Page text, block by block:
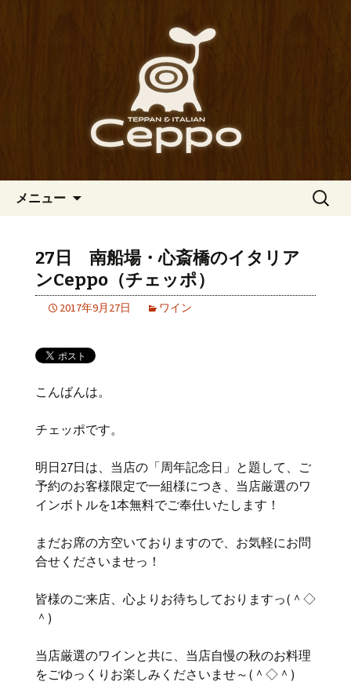
南船場・心斎橋のイタリアン
「Ceppo（チェッポ）」の公式
イタリアン「Ceppo（チェッポ）」。
さまざまなパスタや讃岐オリーブ牛の
ステーキのほか、バルメニューも豊富
にご用意。デートにも一人飲みのお客
様にもぴったりです。
メニュー
検
27日 南船場・心斎橋のイタリア
ンCeppo（チェッポ）
2017年9月27日 ワイン
こんばんは。
チェッポです。
明日27日は、当店の「周年記念日」と題して、ご
予約のお客様限定で一組様につき、当店厳選のワ
インボトルを1本無料でご奉仕いたします！
まだお席の方空いておりますので、お気軽にお問
合せくださいませっ！
皆様のご来店、心よりお待ちしておりますっ(＾◇
＾)
当店厳選のワインと共に、当店自慢の秋のお料理
をごゆっくりお楽しみくださいませ～(＾◇＾)